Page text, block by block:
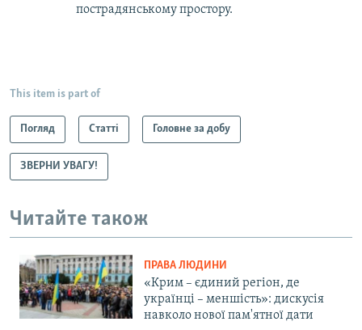
пострадянському простору.
This item is part of
Погляд Статті Головне за добу
ЗВЕРНИ УВАГУ!
Читайте також
ПРАВА ЛЮДИНИ
«Крим – єдиний регіон, де
українці – меншість»: дискусія
навколо нової пам'ятної дати